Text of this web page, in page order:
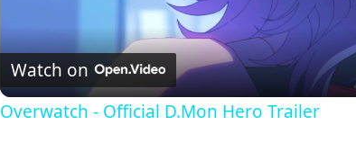
Watch on
Overwatch - Official D.Mon Hero Trailer